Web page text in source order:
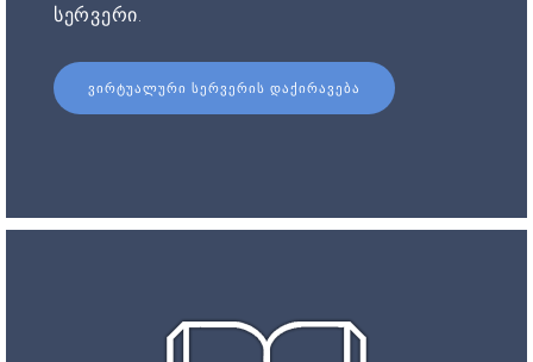
სერვერი.
ᲕᲘᲠᲢᲣᲐᲚᲣᲠᲘ ᲡᲔᲠᲕᲔᲠᲘᲡ ᲓᲐᲥᲘᲠᲐᲕᲔᲑᲐ